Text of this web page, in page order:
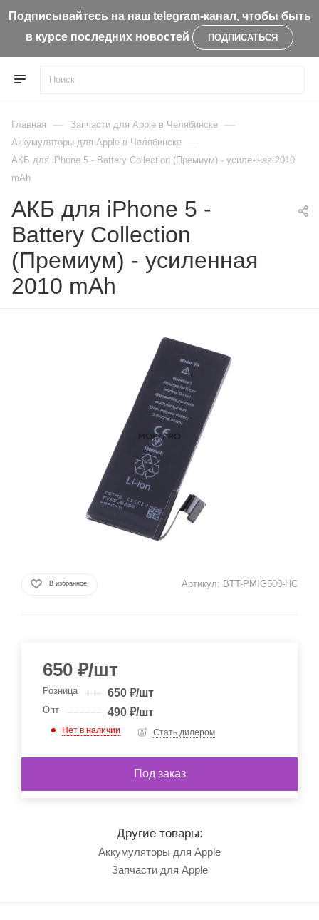
Подписывайтесь на наш telegram-канал, чтобы быть
в курсе последних новостей
ПОДПИСАТЬСЯ
Главная — Запчасти для Apple в Челябинске —
Aккумуляторы для Apple в Челябинске —
АКБ для iPhone 5 - Battery Collection (Премиум) - усиленная 2010
mAh
АКБ для iPhone 5 -
Battery Collection
(Премиум) - усиленная
2010 mAh
В избранное Артикул: BTT-PMIG500-HC
650 ₽/шт
Розница 650₽/шт
Опт 490₽/шт
Нет в наличии Стать дилером
Под заказ
Другие товары:
Аккумуляторы для Apple
Запчасти для Apple